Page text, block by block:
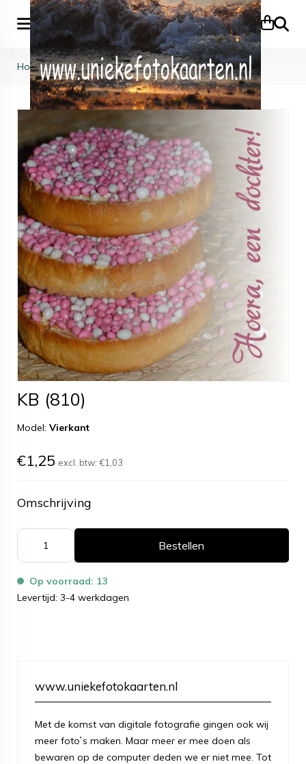
Zoeken
Home>Geboorte>KB (810)
KB (810)
Model: Vierkant
€1,25 excl. btw: €1,03
Omschrijving
Bestellen
Op voorraad: 13
Levertijd: 3-4 werkdagen
www.uniekefotokaarten.nl
Met de komst van digitale fotografie gingen ook wij
meer foto`s maken. Maar meer er mee doen als
bewaren op de computer deden we er niet mee. Tot